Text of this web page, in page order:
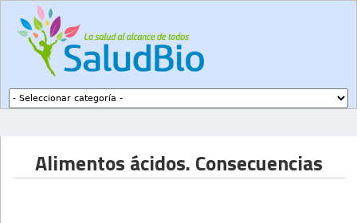
Alimentos ácidos. Consecuencias